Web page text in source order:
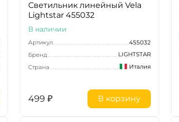
Светильник линейный Vela
Lightstar 455032
В наличии
Артикул
455032
Бренд
LIGHTSTAR
Страна
Италия
499 ₽ В корзину